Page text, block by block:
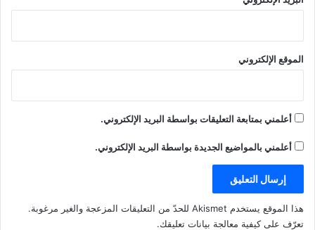
الموقع الإلكتروني
أعلمني بمتابعة التعليقات بواسطة البريد الإلكتروني.
أعلمني بالمواضيع الجديدة بواسطة البريد الإلكتروني.
هذا الموقع يستخدم Akismet للحدّ من التعليقات المزعجة والغير مرغوبة.
تعرّف على كيفية معالجة بيانات تعليقك.